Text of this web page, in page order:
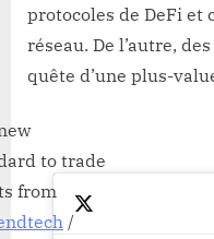
protocoles de DeFi et
réseau. De l’autre,
quête d’une plus-
to trade
from
/